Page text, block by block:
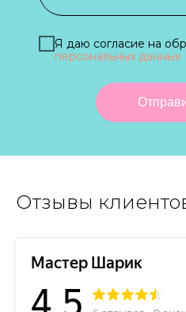
Я даю согласие на
персональных данных
Отзывы